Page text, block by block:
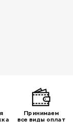
Принимаем
все виды оплат